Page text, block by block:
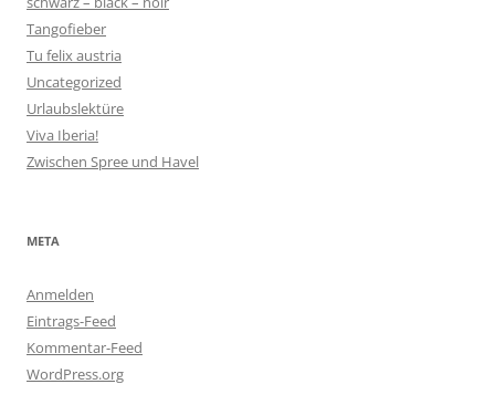
Tangofieber
Tu felix austria
Uncategorized
Urlaubslektüre
Viva Iberia!
Zwischen Spree und Havel
META
Anmelden
Eintrags-Feed
Kommentar-Feed
WordPress.org